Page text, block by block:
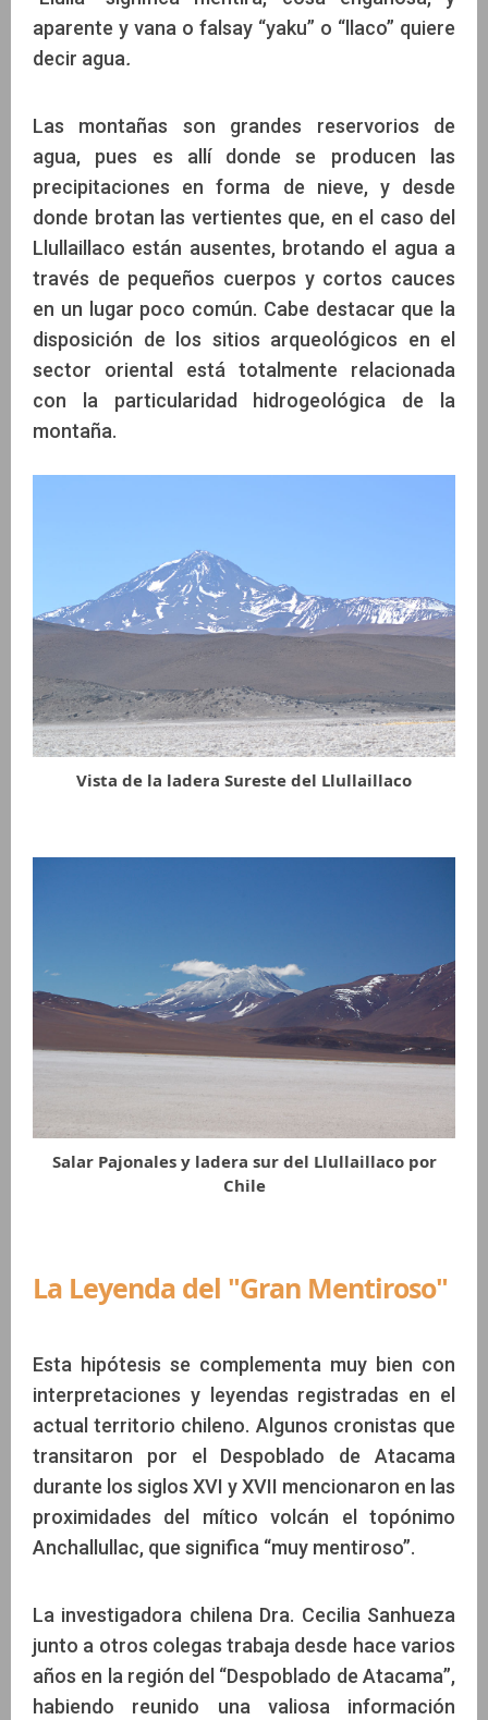
aparente y vana o falsay “yaku” o “llaco” quiere
decir agua.
Las montañas son grandes reservorios de
agua, pues es allí donde se producen las
precipitaciones en forma de nieve, y desde
donde brotan las vertientes que, en el caso del
Llullaillaco están ausentes, brotando el agua a
través de pequeños cuerpos y cortos cauces
en un lugar poco común. Cabe destacar que la
disposición de los sitios arqueológicos en el
sector oriental está totalmente relacionada
con la particularidad hidrogeológica de la
montaña.
Vista de la ladera Sureste del Llullaillaco
Salar Pajonales y ladera sur del Llullaillaco por
Chile
La Leyenda del "Gran Mentiroso"
Esta hipótesis se complementa muy bien con
interpretaciones y leyendas registradas en el
actual territorio chileno. Algunos cronistas que
transitaron por el Despoblado de Atacama
durante los siglos XVI y XVII mencionaron en las
proximidades del mítico volcán el topónimo
Anchallullac, que significa “muy mentiroso”.
La investigadora chilena Dra. Cecilia Sanhueza
junto a otros colegas trabaja desde hace varios
años en la región del “Despoblado de Atacama”,
habiendo reunido una valiosa información